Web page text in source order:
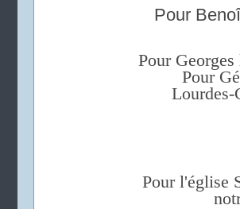
Pour
Pour
Pour
Lourdes-
Pour l'église